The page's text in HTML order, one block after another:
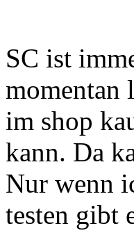
SC ist
momentan
im shop
kann. Da
Nur wenn
testen gibt